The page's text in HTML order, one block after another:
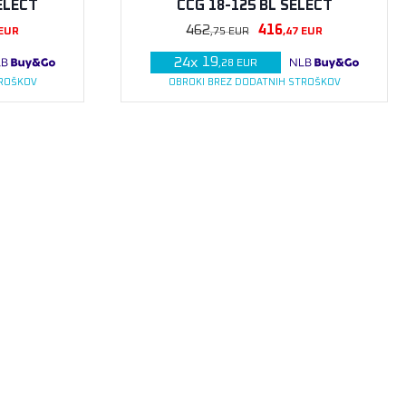
CCG 18-125 BL SELECT
462,75EUR 416,47 EUR
24x 19,28 EUR
OBROKI BREZ DODATNIH STROŠKOV